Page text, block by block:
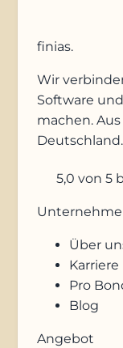
finias.
Wir
Software
machen.
Deutschland.
5,0 von 5
Über
Karriere
Pro
Blog
Angebot